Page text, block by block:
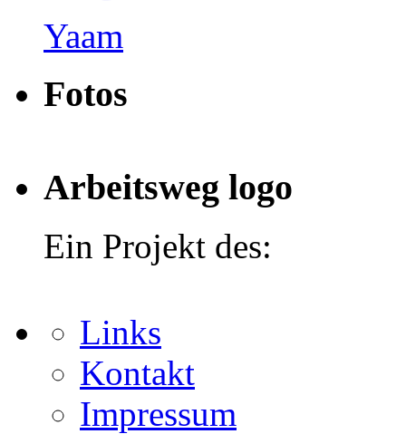
Yaam
Fotos
Arbeitsweg logo
Ein Projekt des:
Links
Kontakt
Impressum